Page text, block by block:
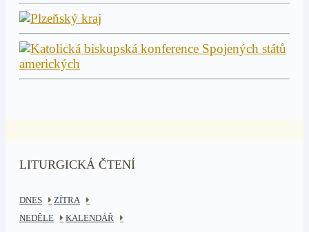
LITURGICKÁ ČTENÍ
DNES
ZÍTRA
NEDĚLE
KALENDÁŘ